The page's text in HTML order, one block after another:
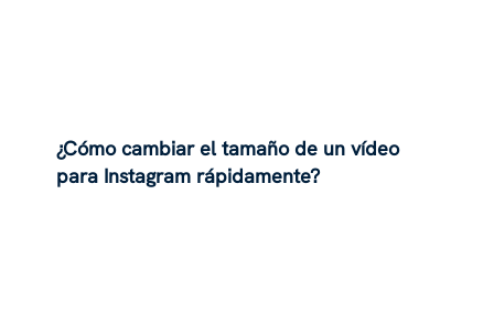
¿Cómo cambiar el tamaño de un vídeo
para Instagram rápidamente?